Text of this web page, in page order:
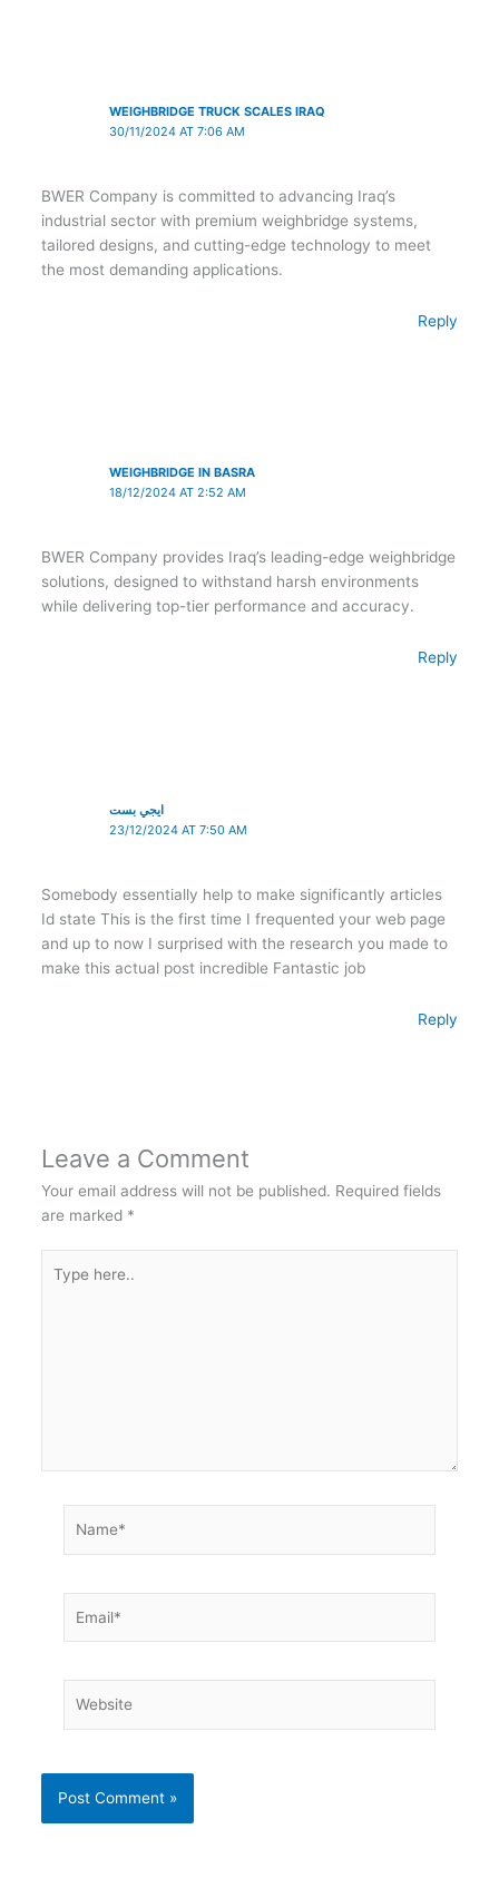
WEIGHBRIDGE TRUCK SCALES IRAQ
30/11/2024 AT 7:06 AM
BWER Company is committed to advancing Iraq’s
industrial sector with premium weighbridge systems,
tailored designs, and cutting-edge technology to meet
the most demanding applications.
Reply
WEIGHBRIDGE IN BASRA
18/12/2024 AT 2:52 AM
BWER Company provides Iraq’s leading-edge weighbridge
solutions, designed to withstand harsh environments
while delivering top-tier performance and accuracy.
Reply
ايجي بست
23/12/2024 AT 7:50 AM
Somebody essentially help to make significantly articles
Id state This is the first time I frequented your web page
and up to now I surprised with the research you made to
make this actual post incredible Fantastic job
Reply
Leave a Comment
Your email address will not be published. Required fields
are marked *
here..